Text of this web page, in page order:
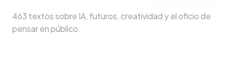
463 textos sobre IA, futuros, creatividad y el oficio de
pensar en público.